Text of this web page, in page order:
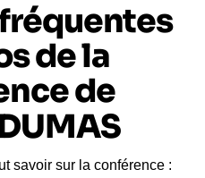
de la
de
savoir sur la conférence :